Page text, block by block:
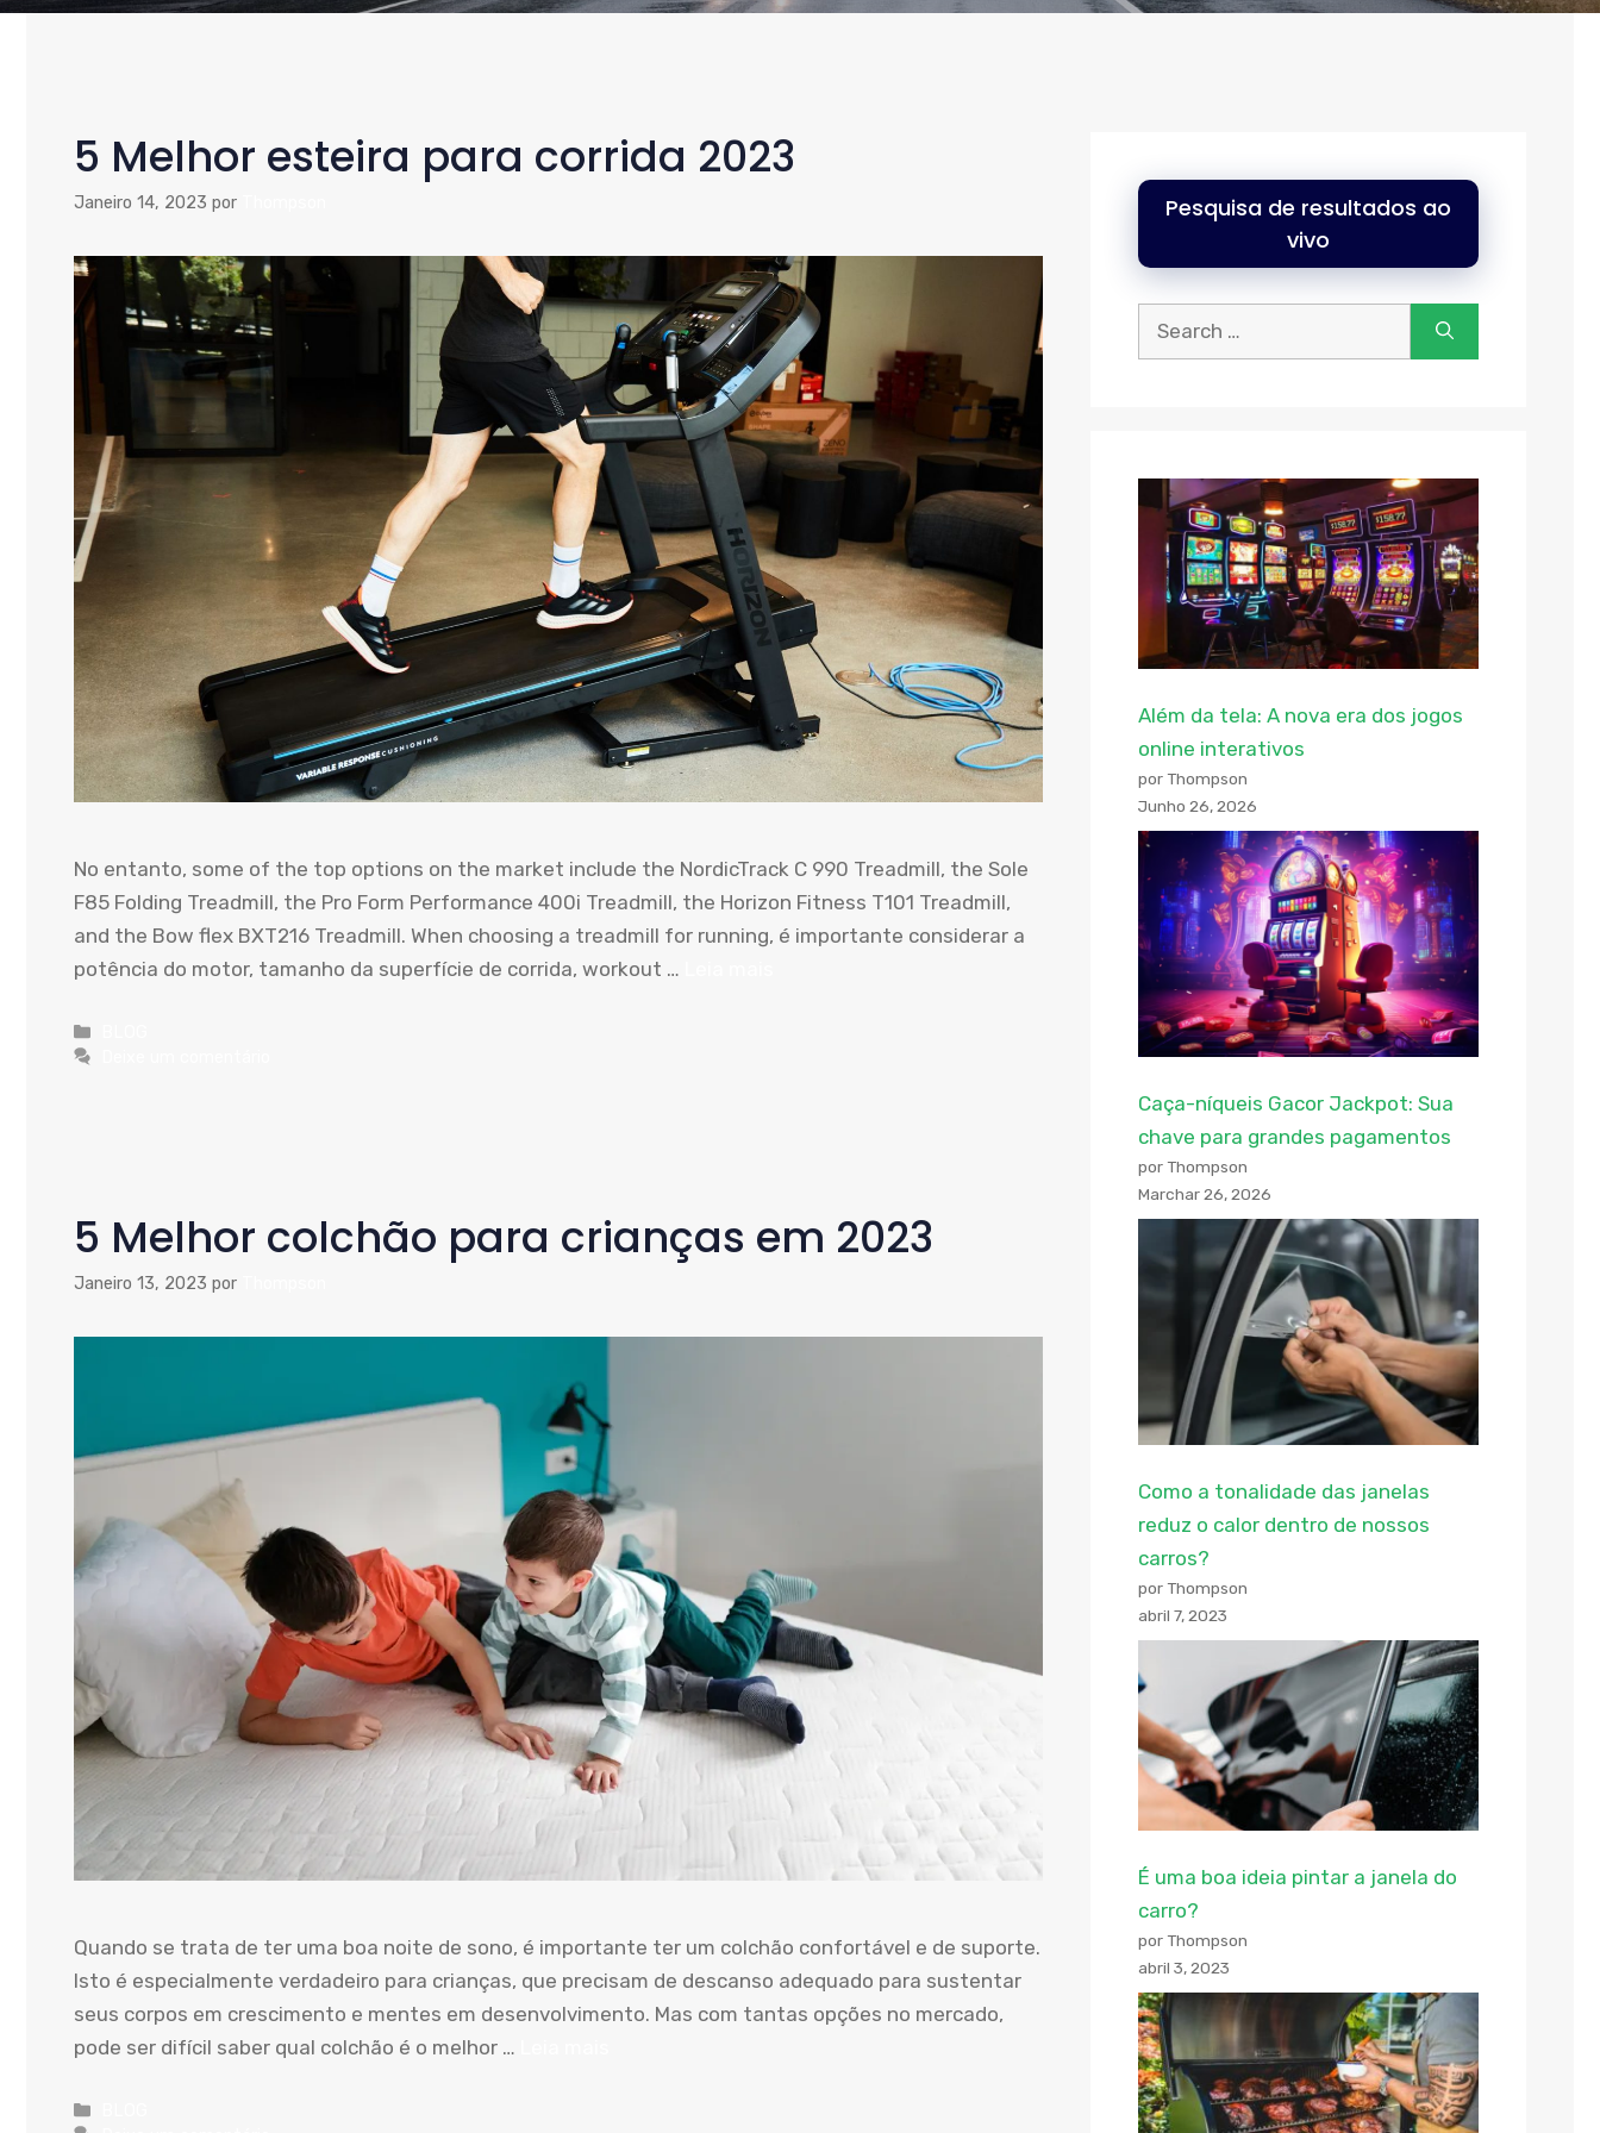
5 Melhor esteira para corrida 2023
Janeiro 14, 2023 por
No entanto, some of the top options on the market include the NordicTrack C 990 Treadmill, the Sole
F85 Folding Treadmill, the Pro Form Performance 400i Treadmill, the Horizon Fitness T101 Treadmill,
and the Bow flex BXT216 Treadmill. When choosing a treadmill for running, é importante considerar a
potência do motor, tamanho da superfície de corrida, workout …
5 Melhor colchão para crianças em 2023
Janeiro 13, 2023 por
Quando se trata de ter uma boa noite de sono, é importante ter um colchão confortável e de suporte.
Isto é especialmente verdadeiro para crianças, que precisam de descanso adequado para sustentar
seus corpos em crescimento e mentes em desenvolvimento. Mas com tantas opções no mercado,
pode ser difícil saber qual colchão é o melhor …
Pesquisa de resultados ao
vivo
Procurar:
Além da tela: A nova era dos jogos
online interativos
por Thompson
Junho 26, 2026
Caça-níqueis Gacor Jackpot: Sua
chave para grandes pagamentos
por Thompson
Marchar 26, 2026
Como a tonalidade das janelas
reduz o calor dentro de nossos
carros?
por Thompson
abril 7, 2023
É uma boa ideia pintar a janela do
carro?
por Thompson
abril 3, 2023